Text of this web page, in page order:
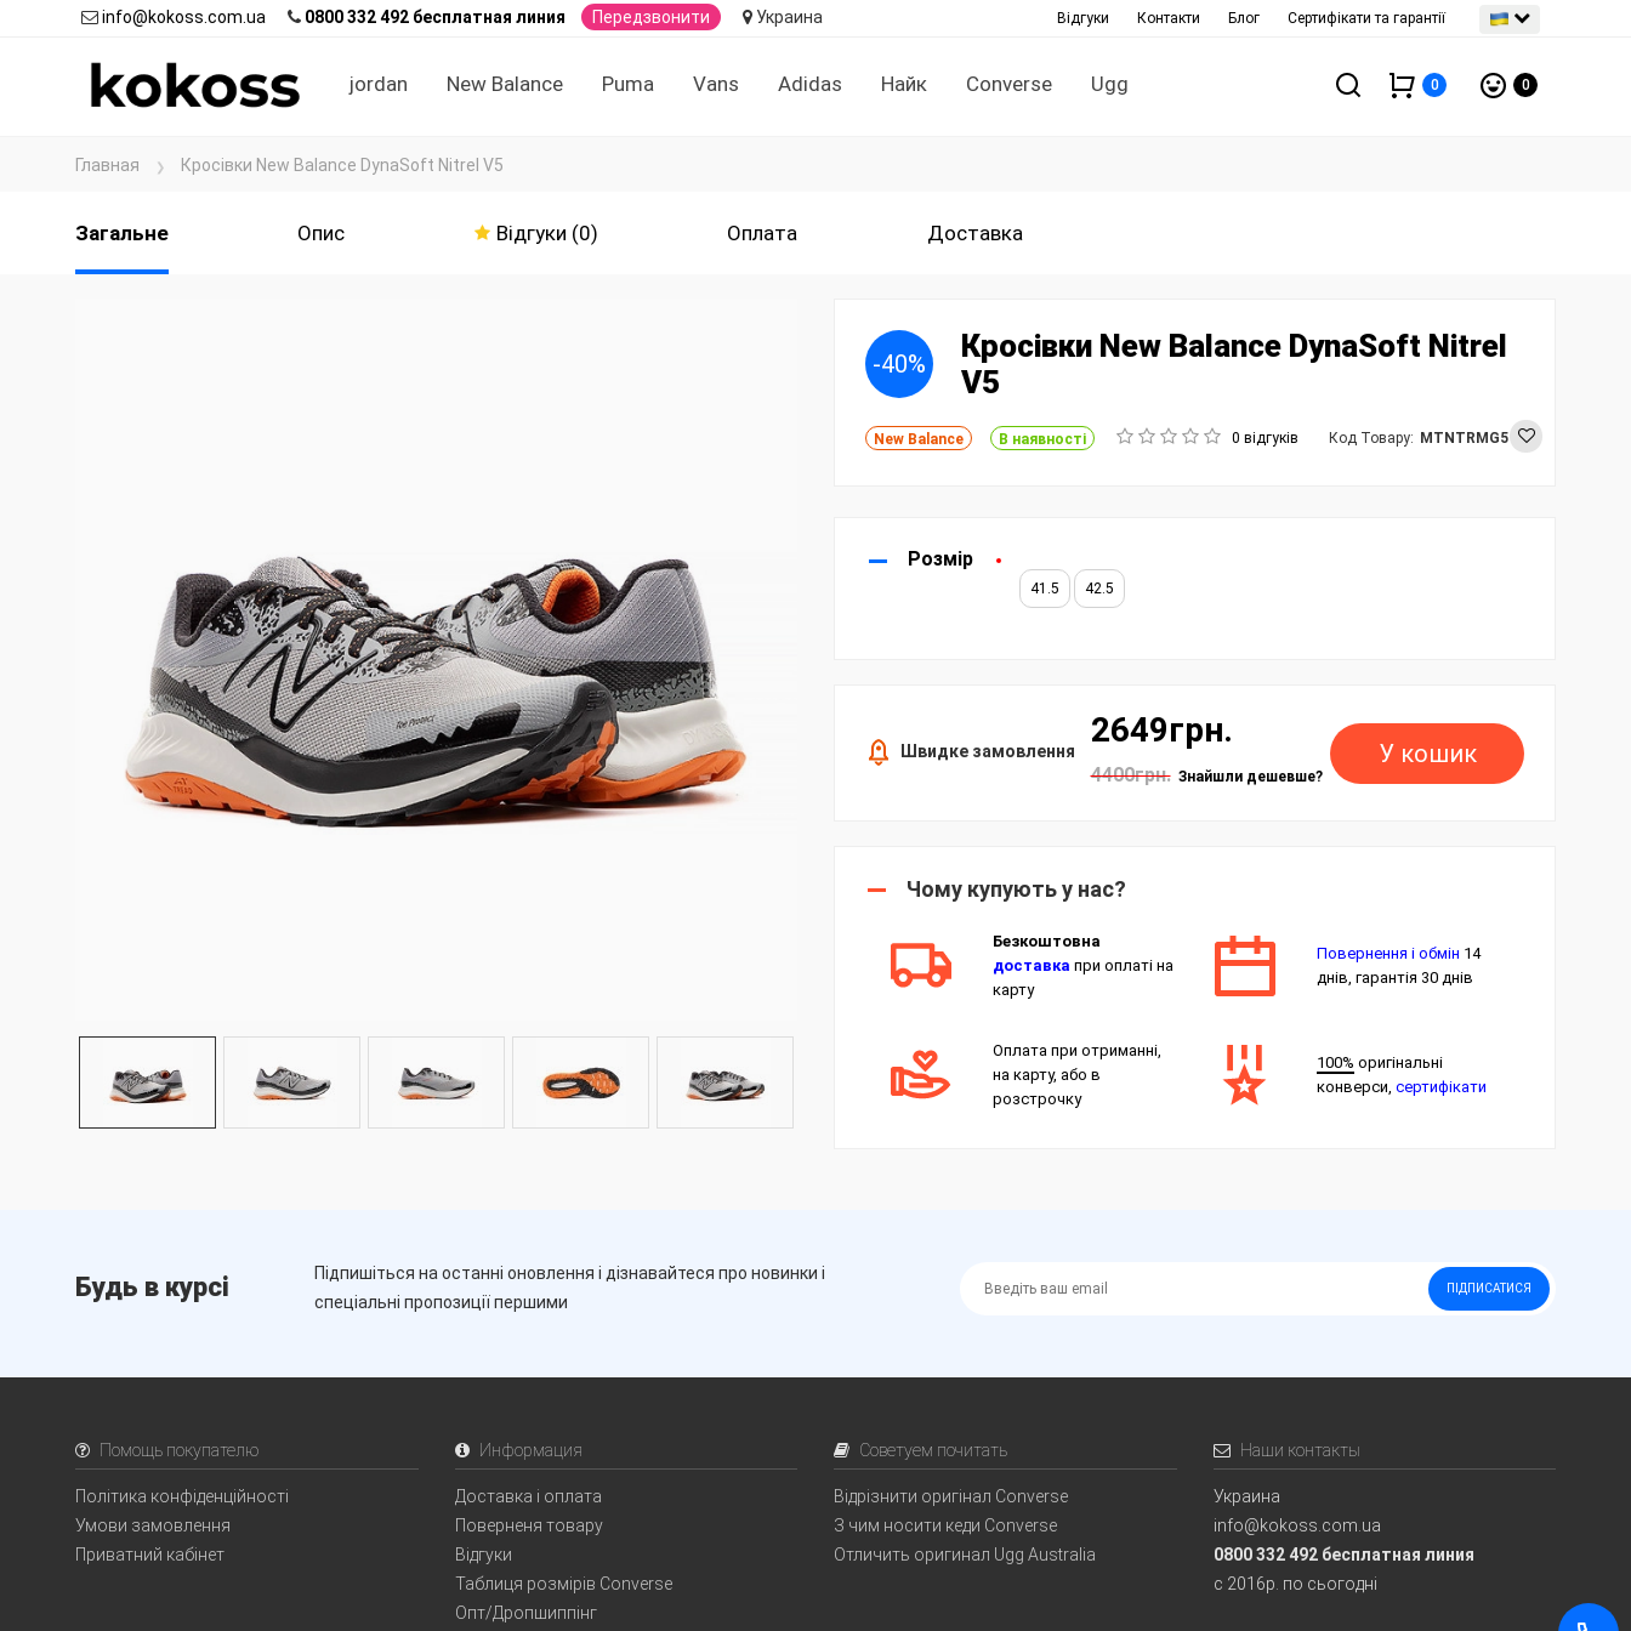
jordan New Balance Puma Vans Adidas Найк Converse Ugg
info@kokoss.com.ua 0800 332 492 бесплатная линия Передзвонити Украина Відгуки Контакти Блог Сертифікати та гарантії
0 0
Главная Кросівки New Balance DynaSoft Nitrel V5
Загальне Опис Відгуки (0) Оплата Доставка
-40%
Кросівки New Balance DynaSoft Nitrel
V5
New Balance В наявності 0 відгуків Код Товару: MTNTRMG5
Розмір
41.5 42.5
Швидке замовлення
2649грн.
4400грн. Знайшли дешевше?
У кошик
Чому купують у нас?
Безкоштовна
доставка при оплаті на
карту
Повернення і обмін 14
днів, гарантія 30 днів
Оплата при отриманні,
на карту, або в
розстрочку
100% оригінальні
конверси, сертифікати
Будь в курсі
Підпишіться на останні оновлення і дізнавайтеся про новинки і
спеціальні пропозиції першими
ПІДПИСАТИСЯ
Помощь покупателю
Політика конфіденційності
Умови замовлення
Приватний кабінет
Информация
Доставка і оплата
Поверненя товару
Відгуки
Таблиця розмірів Converse
Опт/Дропшиппінг
Советуем почитать
Відрізнити оригінал Converse
З чим носити кеди Converse
Отличить оригинал Ugg Australia
Наши контакты
Украина
info@kokoss.com.ua
0800 332 492 бесплатная линия
с 2016р. по сьогодні